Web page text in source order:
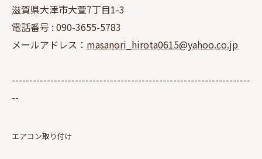
滋賀県大津市大萱7丁目1-3
電話番号 : 090-3655-5783
メールアドレス： masanori_hirota0615@yahoo.co.jp
--------------------------------------------------------------------
--
エアコン取り付け